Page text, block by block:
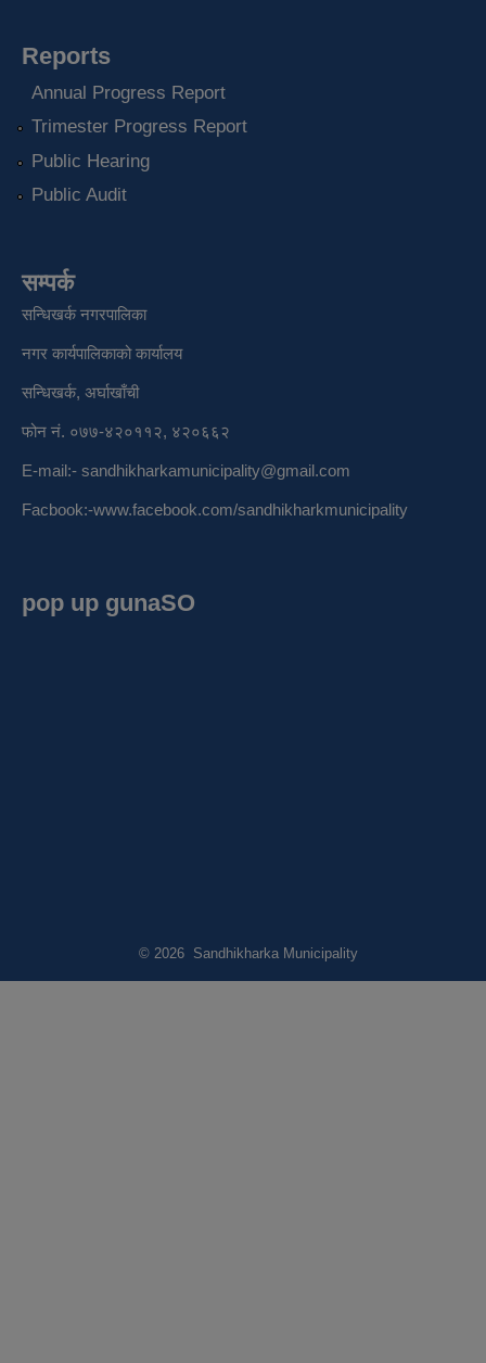
Reports
Annual Progress Report
Trimester Progress Report
Public Hearing
Public Audit
सम्पर्क
सन्धिखर्क नगरपालिका
नगर कार्यपालिकाको कार्यालय
सन्धिखर्क, अर्घाखाँची
फोन नं. ०७७-४२०११२, ४२०६६२
E-mail:- sandhikharkamunicipality@gmail.com
Facbook:-www.facebook.com/sandhikharkmunicipality
pop up gunaSO
© 2026 Sandhikharka Municipality